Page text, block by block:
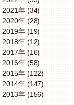
2021年 (34)
2020年 (28)
2019年 (19)
2018年 (12)
2017年 (16)
2016年 (58)
2015年 (122)
2014年 (147)
2013年 (156)